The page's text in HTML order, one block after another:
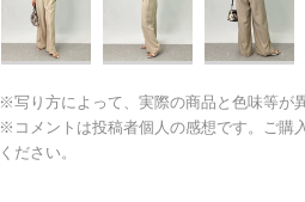
※写り方によって、実際の商品と色味等が
※コメントは投稿者個人の感想です。ご購
ください。